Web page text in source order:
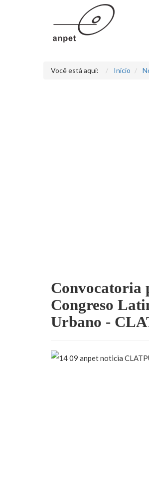
Você está aqui: Início
Convocatoria
Congreso
Urbano -